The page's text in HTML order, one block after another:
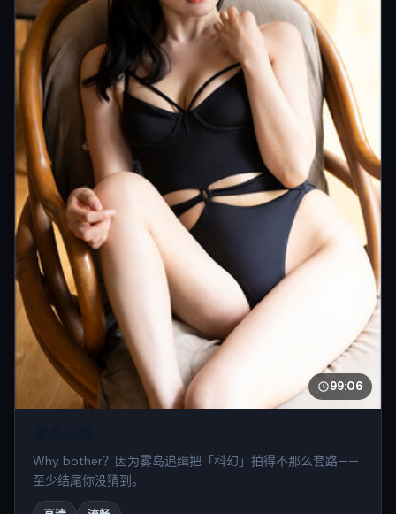
99:06
Why bother？因为雾岛追缉把「科幻」拍得不那么套路——
至少结尾你没猜到。